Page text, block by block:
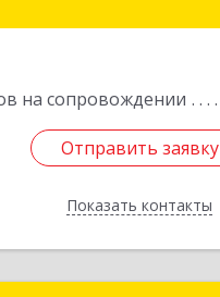
на сопровождении
Отправить заявку
Показать контакты
Отправить заявку
Назад